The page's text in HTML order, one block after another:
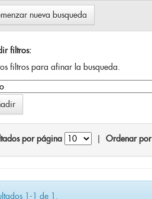
nueva busqueda
filtros:
filtros para afinar la busqueda.
por página Ordenar por
1-1 de 1.